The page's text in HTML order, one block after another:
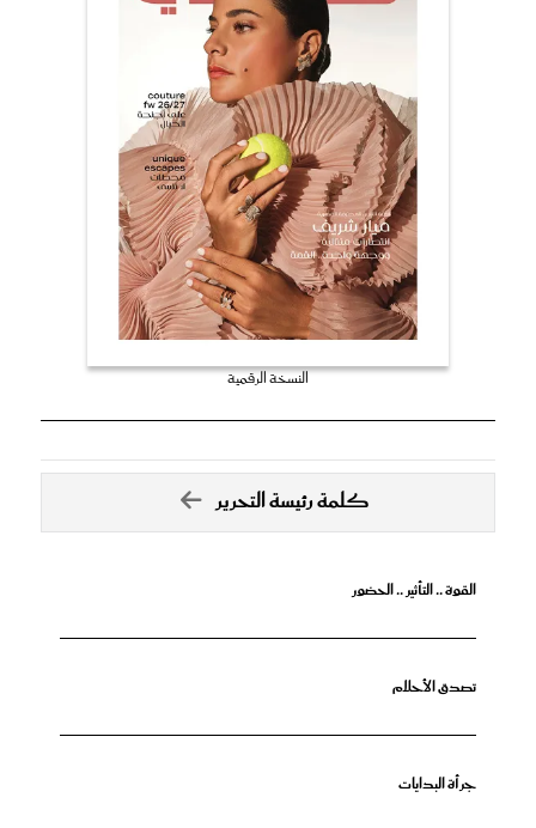
النسخة الرقمية
كلمة رئيسة التحرير
القوة .. التأثير .. الحضور
تصدق الأحلام
جرأة البدايات